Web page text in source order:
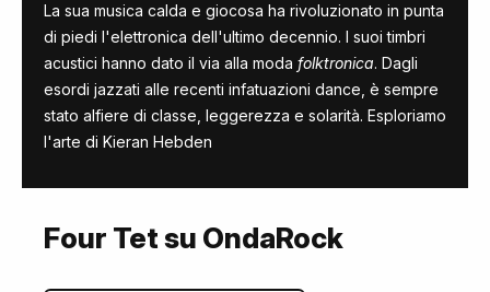
La sua musica calda e giocosa ha rivoluzionato in punta
di piedi l'elettronica dell'ultimo decennio. I suoi timbri
acustici hanno dato il via alla moda folktronica. Dagli
esordi jazzati alle recenti infatuazioni dance, è sempre
stato alfiere di classe, leggerezza e solarità. Esploriamo
l'arte di Kieran Hebden
Four Tet su OndaRock